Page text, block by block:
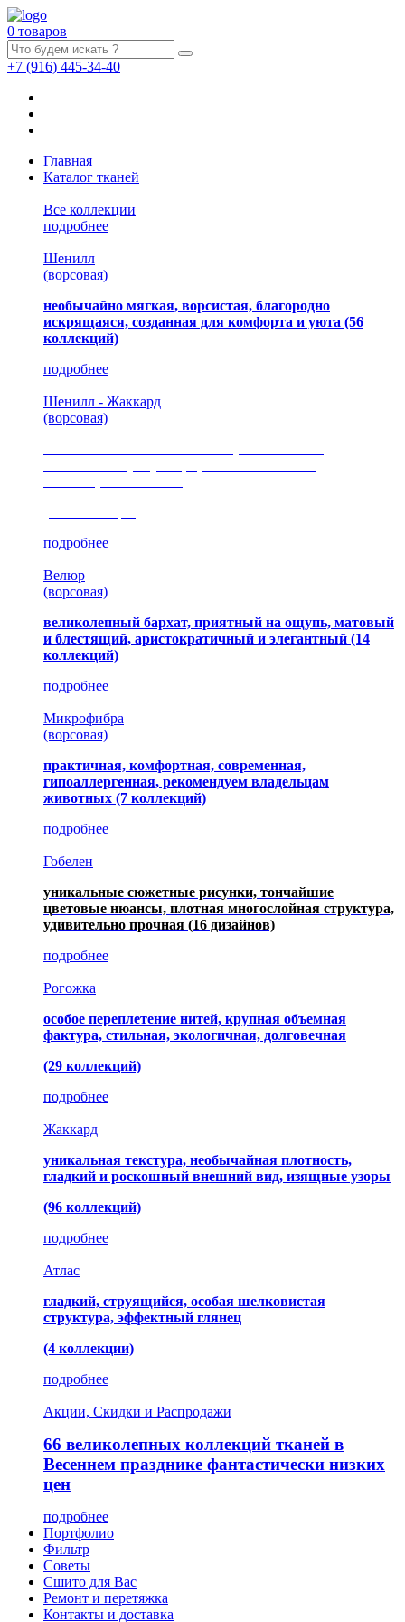
0 товаров
+7 (916) 445-34-40
Главная
Каталог тканей
Все коллекции
подробнее
Шенилл
(ворсовая)
необычайно мягкая, ворсистая, благородно
искрящаяся, созданная для комфорта и уюта (56
коллекций)
подробнее
Шенилл - Жаккард
(ворсовая)
подробнее
Велюр
(ворсовая)
великолепный бархат, приятный на ощупь, матовый
и блестящий, аристократичный и элегантный (14
коллекций)
подробнее
Микрофибра
(ворсовая)
практичная, комфортная, современная,
гипоаллергенная, рекомендуем владельцам
животных (7 коллекций)
подробнее
Гобелен
уникальные сюжетные рисунки, тончайшие
цветовые нюансы, плотная многослойная структура,
удивительно прочная (16 дизайнов)
подробнее
Рогожка
особое переплетение нитей, крупная объемная
фактура, стильная, экологичная, долговечная
(29 коллекций)
подробнее
Жаккард
уникальная текстура, необычайная плотность,
гладкий и роскошный внешний вид, изящные узоры
(96 коллекций)
подробнее
Атлас
гладкий, струящийся, особая шелковистая
структура, эффектный глянец
(4 коллекции)
подробнее
Акции, Скидки и Распродажи
66 великолепных коллекций тканей в
Весеннем празднике фантастически низких
цен
подробнее
Портфолио
Фильтр
Советы
Сшито для Вас
Ремонт и перетяжка
Контакты и доставка